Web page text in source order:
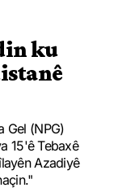
ku
Gel (NPG)
15'ê Tebaxê
Azadiyê